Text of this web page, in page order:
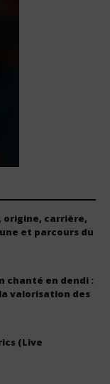
origine, carrière,
et parcours du
chanté en dendi :
valorisation des
(Live